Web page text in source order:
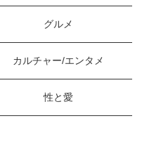
グルメ
カルチャー/エンタメ
性と愛